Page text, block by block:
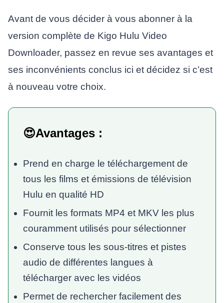
Avant de vous décider à vous abonner à la
version complète de Kigo Hulu Video
Downloader, passez en revue ses avantages et
ses inconvénients conclus ici et décidez si c’est
à nouveau votre choix.
😍Avantages :
Prend en charge le téléchargement de
tous les films et émissions de télévision
Hulu en qualité HD
Fournit les formats MP4 et MKV les plus
couramment utilisés pour sélectionner
Conserve tous les sous-titres et pistes
audio de différentes langues à
télécharger avec les vidéos
Permet de rechercher facilement des